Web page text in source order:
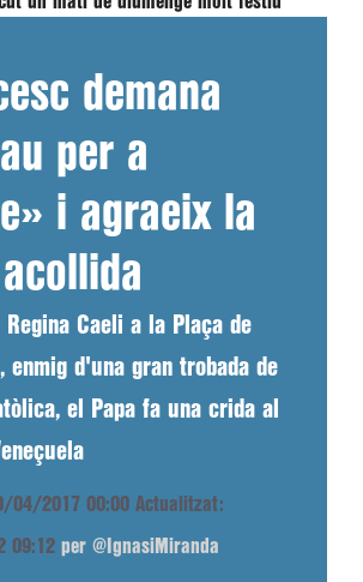
demana
per a
i agraeix la
Regina Caeli a la Plaça de
enmig d'una gran trobada de
el Papa fa una crida al
04/2017 00:00 Actualitzat:
09:12 per @IgnasiMiranda